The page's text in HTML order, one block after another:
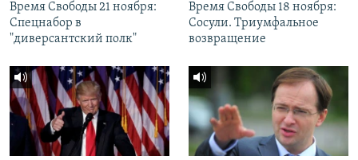
Время Свободы 21 ноября:
Спецнабор в
"диверсантский полк"
Время Свободы 18 ноября:
Сосули. Триумфальное
возвращение